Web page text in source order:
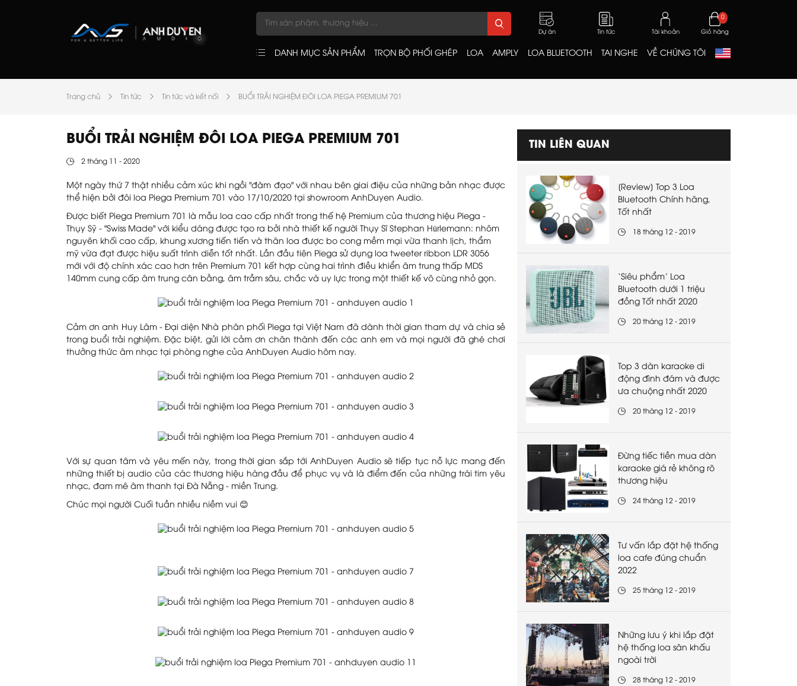
Dự án Tin tức Tài khoản Giỏ hàng
0
DANH MỤC SẢN PHẨM TRỌN BỘ PHỐI GHÉP LOA AMPLY LOA BLUETOOTH TAI NGHE VỀ CHÚNG TÔI
Trang chủ Tin tức Tin tức và kết nối BUỔI TRẢI NGHIỆM ĐÔI LOA PIEGA PREMIUM 701
BUỔI TRẢI NGHIỆM ĐÔI LOA PIEGA PREMIUM 701
2 tháng 11 - 2020
Một ngày thứ 7 thật nhiều cảm xúc khi ngồi "đàm đạo" với nhau bên giai điệu của những bản nhạc được
thể hiện bởi đôi loa Piega Premium 701 vào 17/10/2020 tại showroom AnhDuyen Audio.
Được biết Piega Premium 701 là mẫu loa cao cấp nhất trong thế hệ Premium của thương hiệu Piega -
Thụy Sỹ - "Swiss Made" với kiểu dáng được tạo ra bởi nhà thiết kế người Thụy Sĩ Stephan Hürlemann: nhôm
nguyên khối cao cấp, khung xương tiến tiến và thân loa được bo cong mềm mại vừa thanh lịch, thẩm
mỹ vừa đạt được hiệu suất trình diễn tốt nhất. Lần đầu tiên Piega sử dụng loa tweeter ribbon LDR 3056
mới với độ chính xác cao hơn trên Premium 701 kết hợp cùng hai trình điều khiển âm trung thấp MDS
140mm cung cấp âm trung cân bằng, âm trầm sâu, chắc và uy lực trong một thiết kế vô cùng nhỏ gọn.
Cảm ơn anh Huy Lâm - Đại diện Nhà phân phối Piega tại Việt Nam đã dành thời gian tham dự và chia sẻ
trong buổi trải nghiệm. Đặc biệt, gửi lời cảm ơn chân thành đến các anh em và mọi người đã ghé chơi
thưởng thức âm nhạc tại phòng nghe của AnhDuyen Audio hôm nay.
Với sự quan tâm và yêu mến này, trong thời gian sắp tới AnhDuyen Audio sẽ tiếp tục nỗ lực mang đến
những thiết bị audio của các thương hiệu hàng đầu để phục vụ và là điểm đến của những trái tim yêu
nhạc, đam mê âm thanh tại Đà Nẵng - miền Trung.
Chúc mọi người Cuối tuần nhiều niềm vui 😊
TIN LIÊN QUAN
[Review] Top 3 Loa
Bluetooth Chính hãng,
Tốt nhất
18 tháng 12 - 2019
‘Siêu phẩm’ Loa
Bluetooth dưới 1 triệu
đồng Tốt nhất 2020
20 tháng 12 - 2019
Top 3 dàn karaoke di
động đình đám và được
ưa chuộng nhất 2020
20 tháng 12 - 2019
Đừng tiếc tiền mua dàn
karaoke giá rẻ không rõ
thương hiệu
24 tháng 12 - 2019
Tư vấn lắp đặt hệ thống
loa cafe đúng chuẩn
2022
25 tháng 12 - 2019
Những lưu ý khi lắp đặt
hệ thống loa sân khấu
ngoài trời
28 tháng 12 - 2019